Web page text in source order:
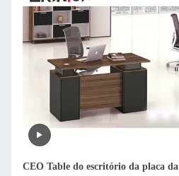
CEO Table do escritório da placa da